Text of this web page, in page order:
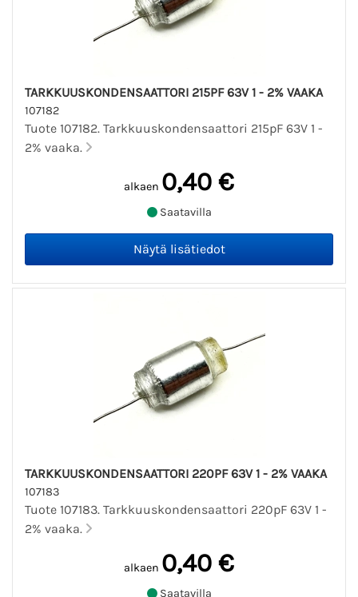
TARKKUUSKONDENSAATTORI 215PF 63V 1 - 2% VAAKA
107182
Tuote 107182. Tarkkuuskondensaattori 215pF 63V 1 -
2% vaaka.
alkaen 0,40 €
Saatavilla
TARKKUUSKONDENSAATTORI 220PF 63V 1 - 2% VAAKA
107183
Tuote 107183. Tarkkuuskondensaattori 220pF 63V 1 -
2% vaaka.
alkaen 0,40 €
Saatavilla